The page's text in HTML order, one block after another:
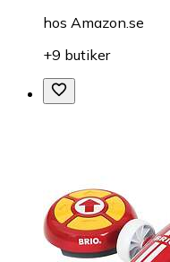
hos Amazon.se
+9 butiker